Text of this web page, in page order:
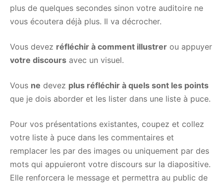
plus de quelques secondes sinon votre auditoire ne
vous écoutera déjà plus. Il va décrocher.
Vous devez réfléchir à comment illustrer ou appuyer
votre discours avec un visuel.
Vous ne devez plus réfléchir à quels sont les points
que je dois aborder et les lister dans une liste à puce.
Pour vos présentations existantes, coupez et collez
votre liste à puce dans les commentaires et
remplacer les par des images ou uniquement par des
mots qui appuieront votre discours sur la diapositive.
Elle renforcera le message et permettra au public de